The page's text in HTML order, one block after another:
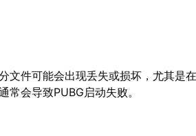
文件可能会出现丢失或损坏，尤其是
常会导致PUBG启动失败。